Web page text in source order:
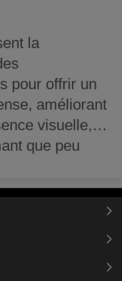
la
pour offrir un
améliorant
visuelle,
que peu